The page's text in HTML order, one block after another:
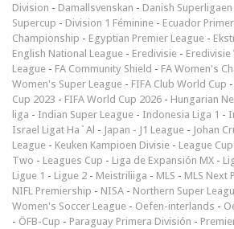
Division - Damallsvenskan - Danish Superligaen
Supercup - Division 1 Féminine - Ecuador
Championship - Egyptian Premier League -
English National League - Eredivisie - Eredivisie
League - FA Community Shield - FA Women's
Women's Super League - FIFA Club World Cup -
Cup 2023 - FIFA World Cup 2026 - Hungarian
liga - Indian Super League - Indonesia Liga 1 -
Israel Ligat Ha`Al - Japan - J1 League - Johan
League - Keuken Kampioen Divisie - League Cup
Two - Leagues Cup - Liga de Expansión MX -
Ligue 1 - Ligue 2 - Meistriliiga - MLS - MLS Next
NIFL Premiership - NISA - Northern Super
Women's Soccer League - Oefen-interlands -
- ÖFB-Cup - Paraguay Primera División -